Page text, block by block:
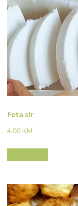
Feta sir
4.00 KM